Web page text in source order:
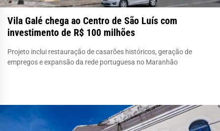
Vila Galé chega ao Centro de São Luís com
investimento de R$ 100 milhões
Projeto inclui restauração de casarões históricos, geração de
empregos e expansão da rede portuguesa no Maranhão